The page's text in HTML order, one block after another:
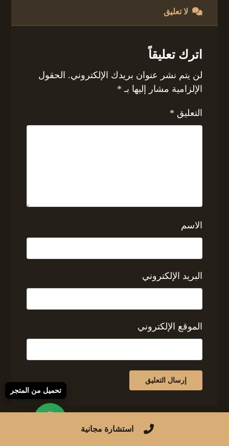
لا تعليق
اترك تعليقاً
لن يتم نشر عنوان بريدك الإلكتروني. الحقول
الإلزامية مشار إليها بـ *
التعليق *
الاسم
البريد الإلكتروني
الموقع الإلكتروني
استشارة مجانية
تحميل من المتجر